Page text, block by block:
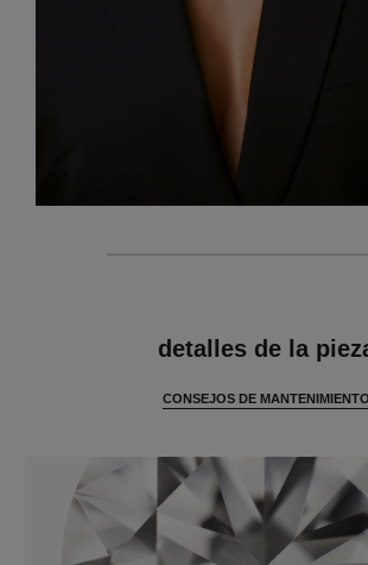
detalles de la
CONSEJOS DE MANTENIMIENTO